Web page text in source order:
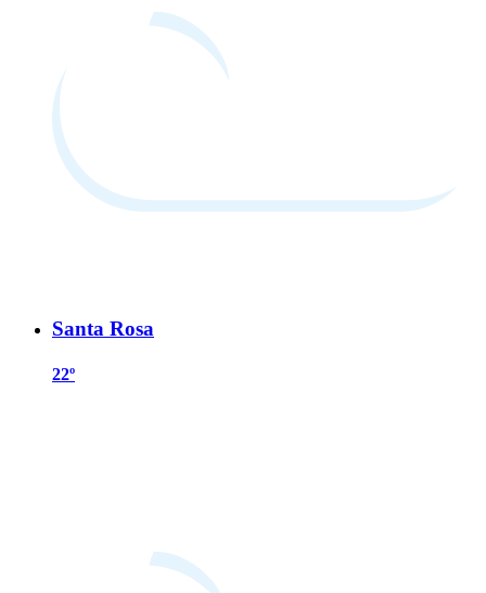
Santa Rosa
22º